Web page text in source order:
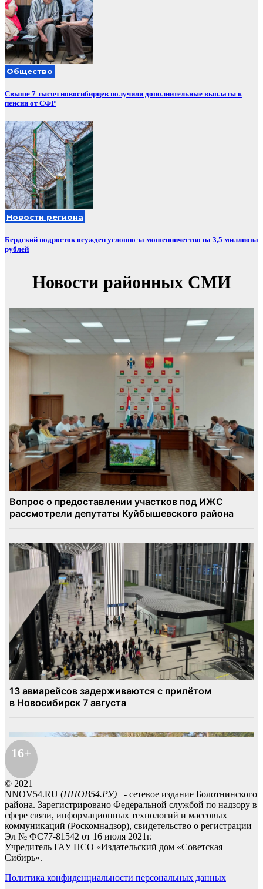
Общество
Свыше 7 тысяч новосибирцев получили дополнительные выплаты к
пенсии от СФР
Новости региона
Бердский подросток осужден условно за мошенничество на 3,5 миллиона
рублей
16+
© 2021
NNOV54.RU (ННОВ54.РУ) - сетевое издание Болотнинского
района. Зарегистрировано Федеральной службой по надзору в
сфере связи, информационных технологий и массовых
коммуникаций (Роскомнадзор), свидетельство о регистрации
Эл № ФС77-81542 от 16 июля 2021г.
Учредитель ГАУ НСО «Издательский дом «Советская
Сибирь».
Политика конфиденциальности персональных данных